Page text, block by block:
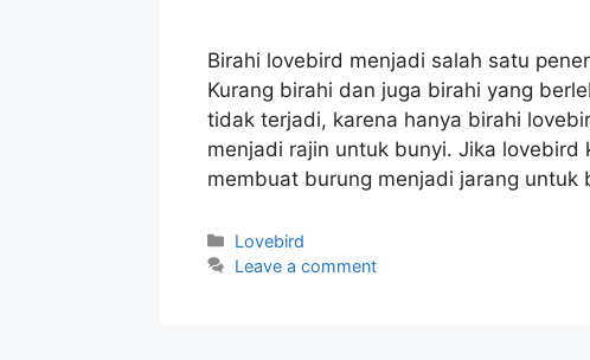
Birahi lovebird menjadi salah satu
Kurang birahi dan juga birahi yang
tidak terjadi, karena hanya birahi
menjadi rajin untuk bunyi. Jika
membuat burung menjadi jarang untuk
Categories
Lovebird
Leave a comment